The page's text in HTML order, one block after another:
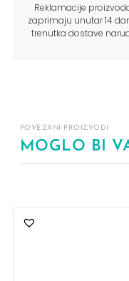
Reklamacije
zaprimaju unutar 14
trenutka dostave
POVEZANI PROIZVODI
MOGLO BI